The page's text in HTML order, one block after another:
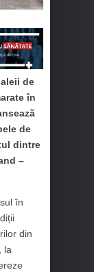
de
în
de
dintre
–
în
din
la